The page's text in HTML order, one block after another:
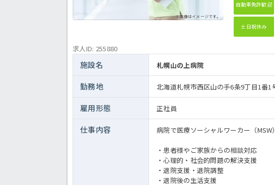
※画像はイメージです。
自動車免許歓迎
土日祝休み
求人ID: 255880
施設名 札幌山の上病院
勤務地 北海道札幌市西区山の手6条9丁目1番1
雇用形態 正社員
仕事内容 病院で医療ソーシャルワーカー（MSW
・患者様やご家族からの相談対応
・心理的・社会的問題の解決支援
・退院支援・退院調整
・退院後の生活支援